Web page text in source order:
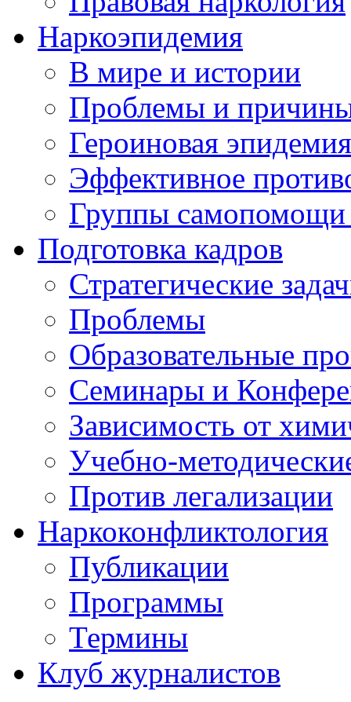
Наркоэпидемия
В мире и истории
Проблемы и
Героиновая эпидемия
Эффективное
Группы самопомощи
Подготовка кадров
Стратегические
Проблемы
Образовательные
Семинары и
Зависимость от
Учебно-
Против легализации
Наркоконфликтология
Публикации
Программы
Термины
Клуб журналистов